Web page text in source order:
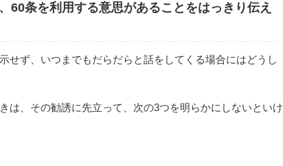
60条を利用する意思があることをはっきり伝え
せず、いつまでもだらだらと話をしてくる場合にはどうし
は、その勧誘に先立って、次の3つを明らかにしないといけ